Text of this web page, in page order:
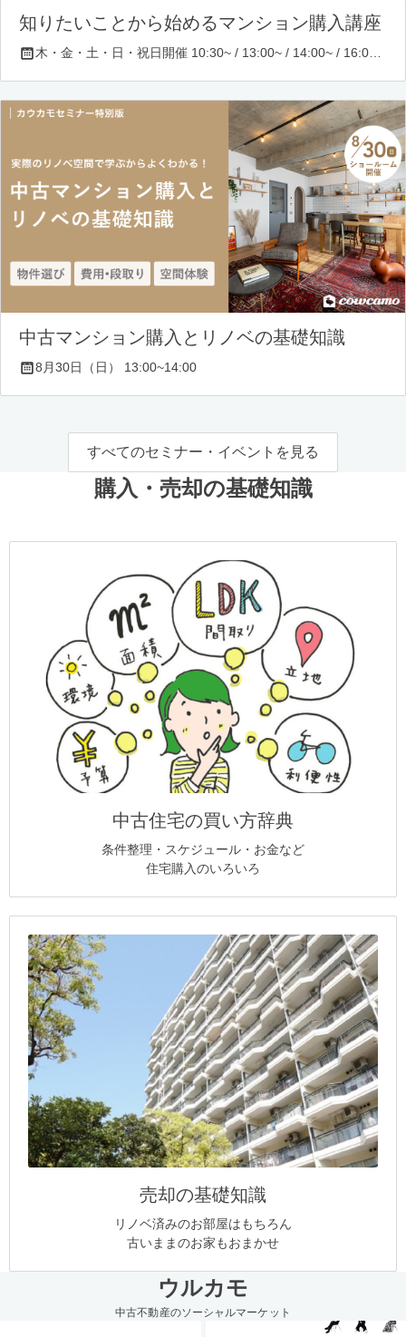
知りたいことから始めるマンション購入講座
木・金・土・日・祝日開催 10:30~ / 13:00~ / 14:00~ / 16:00~ / 17:00~/ 18:30~/ 19:30~
中古マンション購入とリノベの基礎知識
8月30日（日） 13:00~14:00
すべてのセミナー・イベントを見る
購入・売却の基礎知識
中古住宅の買い方辞典
条件整理・スケジュール・お金など
住宅購入のいろいろ
売却の基礎知識
リノベ済みのお部屋はもちろん
古いままのお家もおまかせ
ウルカモ
中古不動産のソーシャルマーケット